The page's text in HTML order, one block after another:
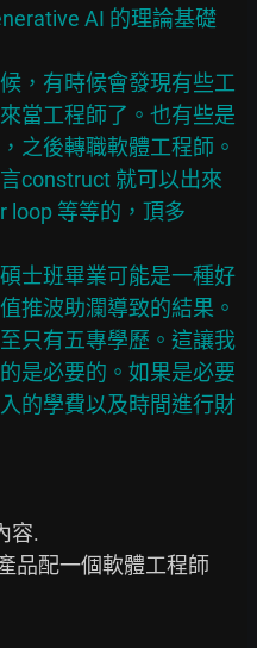
AI 的理論基礎
，有時候會發現有些工
當工程師了。也有些是
之後轉職軟體工程師。
construct 就可以出來
loop 等等的，頂多
士班畢業可能是一種好
推波助瀾導致的結果。
只有五專學歷。這讓我
是必要的。如果是必要
的學費以及時間進行財
容.
品配一個軟體工程師